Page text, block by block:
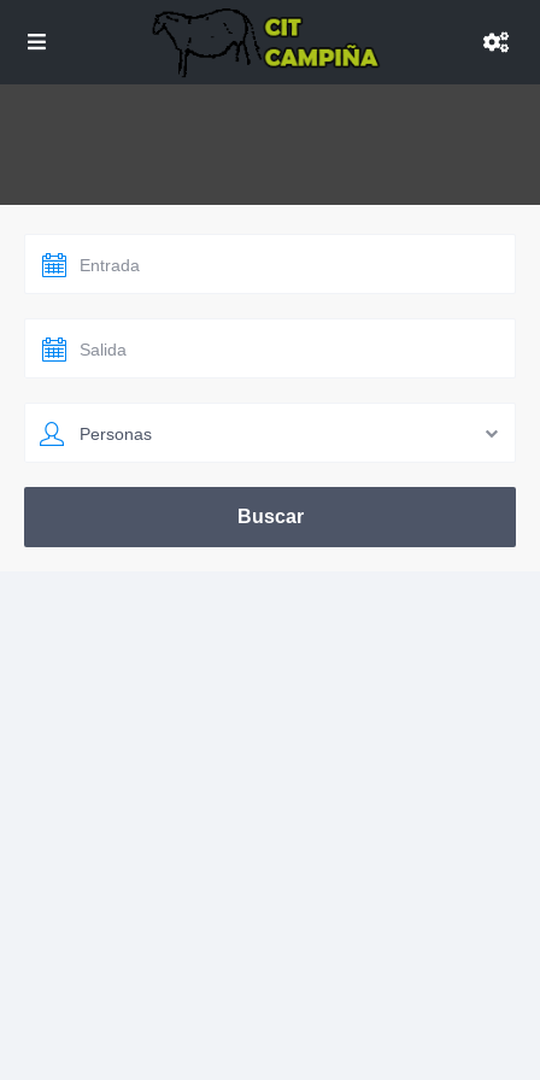
Personas